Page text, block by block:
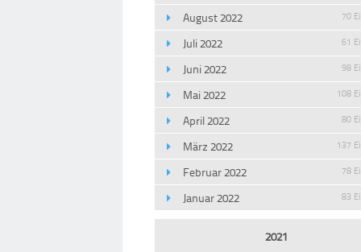
August 2022 70
Juli 2022 61
Juni 2022 98
Mai 2022 108
April 2022 80
März 2022 137
Februar 2022 78
Januar 2022 83
2021